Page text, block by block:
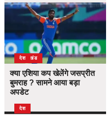
उत्तराखंड
देश
क्या एशिया कप खेलेंगे जसप्रीत
बुमराह ? सामने आया बड़ा
अपडेट
देश